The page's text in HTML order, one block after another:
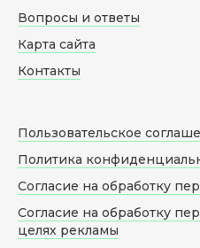
Вопросы и ответы
Карта сайта
Контакты
Пользовательское
Политика
Согласие на обработку
Согласие на обработку
целях рекламы